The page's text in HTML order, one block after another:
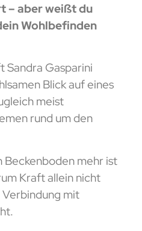
– aber weißt du
Wohlbefinden
Sandra Gasparini
Blick auf eines
meist
rund um den
Beckenboden mehr ist
Kraft allein nicht
mit